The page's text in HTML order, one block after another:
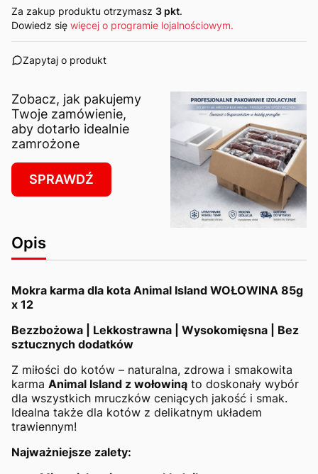
Za zakup produktu otrzymasz 3 pkt.
Dowiedz się więcej o programie lojalnościowym.
Zapytaj o produkt
Zobacz, jak pakujemy
Twoje zamówienie,
aby dotarło idealnie
zamrożone
SPRAWDŹ
Opis
Mokra karma dla kota Animal Island WOŁOWINA 85g
x 12
Bezzbożowa | Lekkostrawna | Wysokomięsna | Bez
sztucznych dodatków
Z miłości do kotów – naturalna, zdrowa i smakowita
karma Animal Island z wołowiną to doskonały wybór
dla wszystkich mruczków ceniących jakość i smak.
Idealna także dla kotów z delikatnym układem
trawiennym!
Najważniejsze zalety: